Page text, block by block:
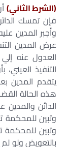
(الشرط الثاني)
فإن تمسك
وأجبر المدين
عرض المدين
العدول عنه
التنفيذ
يتقدم المدين
هذه الحالة
الدائن والمدين
وتبين للمحكمة
وتبين
بالتعويض ولو